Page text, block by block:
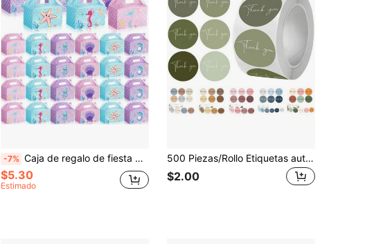
-7% Caja de regalo de fiesta de sirena 6/12/18/24/30/36 Piezas. Caja de regalo con asa, bolsa de regalo con conchas y perlas falsas para el suministro de la fiesta de cumpleaños de sirena submarina
$5.30
Estimado
500 Piezas/Rollo Etiquetas autoadhesivas de agradecimiento con estilo bohemio, etiquetas circulares selladas, adecuadas para negocios, bodas, cumpleaños, suministros para fiestas de ducha y envoltura de regalos
$2.00